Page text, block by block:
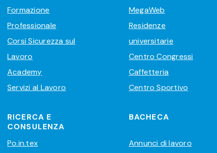
Formazione
Professionale
Corsi Sicurezza sul
Lavoro
Academy
Servizi al Lavoro
MegaWeb
Residenze
universitarie
Centro Congressi
Caffetteria
Centro Sportivo
RICERCA E
CONSULENZA
Po.in.tex
BACHECA
Annunci di lavoro